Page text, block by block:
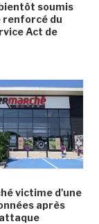
soumis
renforcé du
Act de
victime d'une
après